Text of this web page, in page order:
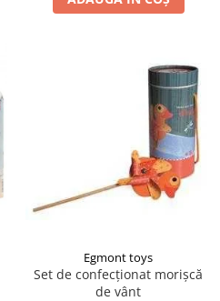
Egmont toys
Set de confecționat morișcă
de vânt